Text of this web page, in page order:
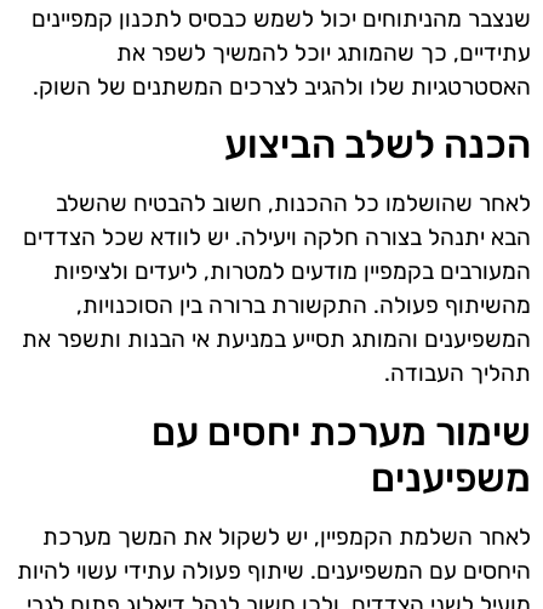
שנצבר מהניתוחים יכול לשמש כבסיס לתכנון קמפיינים
עתידיים, כך שהמותג יוכל להמשיך לשפר את
האסטרטגיות שלו ולהגיב לצרכים המשתנים של השוק.
הכנה לשלב הביצוע
לאחר שהושלמו כל ההכנות, חשוב להבטיח שהשלב
הבא יתנהל בצורה חלקה ויעילה. יש לוודא שכל הצדדים
המעורבים בקמפיין מודעים למטרות, ליעדים ולציפיות
מהשיתוף פעולה. התקשורת ברורה בין הסוכנויות,
המשפיענים והמותג תסייע במניעת אי הבנות ותשפר את
תהליך העבודה.
שימור מערכת יחסים עם
משפיענים
לאחר השלמת הקמפיין, יש לשקול את המשך מערכת
היחסים עם המשפיענים. שיתוף פעולה עתידי עשוי להיות